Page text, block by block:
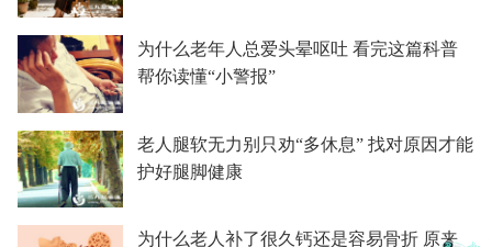
为什么老年人总爱头晕呕吐 看完这篇科普
帮你读懂“小警报”
老人腿软无力别只劝“多休息” 找对原因才能
护好腿脚健康
为什么老人补了很久钙还是容易骨折 原来